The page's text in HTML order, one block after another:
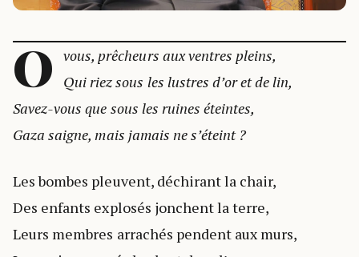
O vous, prêcheurs aux ventres pleins,
Qui riez sous les lustres d’or et de lin,
Savez-vous que sous les ruines éteintes,
Gaza saigne, mais jamais ne s’éteint ?
Les bombes pleuvent, déchirant la chair,
Des enfants explosés jonchent la terre,
Leurs membres arrachés pendent aux murs,